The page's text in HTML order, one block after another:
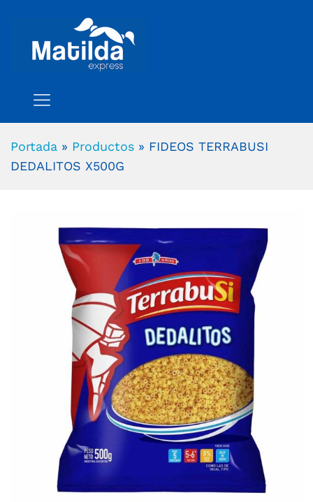
Portada » Productos » FIDEOS TERRABUSI
DEDALITOS X500G